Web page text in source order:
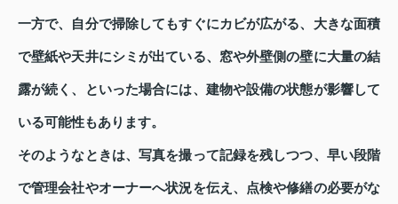
一方で、自分で掃除してもすぐにカビが広がる、大きな面積
で壁紙や天井にシミが出ている、窓や外壁側の壁に大量の結
露が続く、といった場合には、建物や設備の状態が影響して
いる可能性もあります。
そのようなときは、写真を撮って記録を残しつつ、早い段階
で管理会社やオーナーへ状況を伝え、点検や修繕の必要がな